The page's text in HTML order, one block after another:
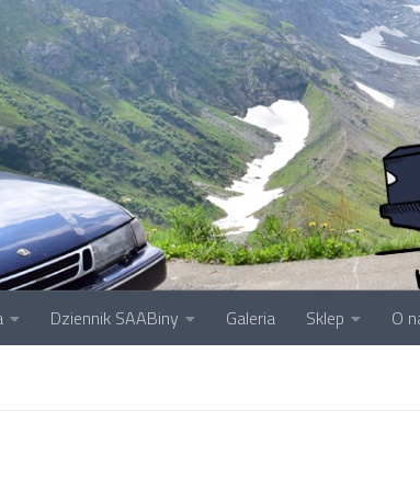
Dziennik SAABiny Galeria Sklep O